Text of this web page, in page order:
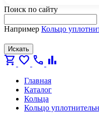
Поиск по сайту
Например Кольцо
Искать
shopping_cart favorite call bar_chart
Главная
Каталог
Кольца
Кольцо